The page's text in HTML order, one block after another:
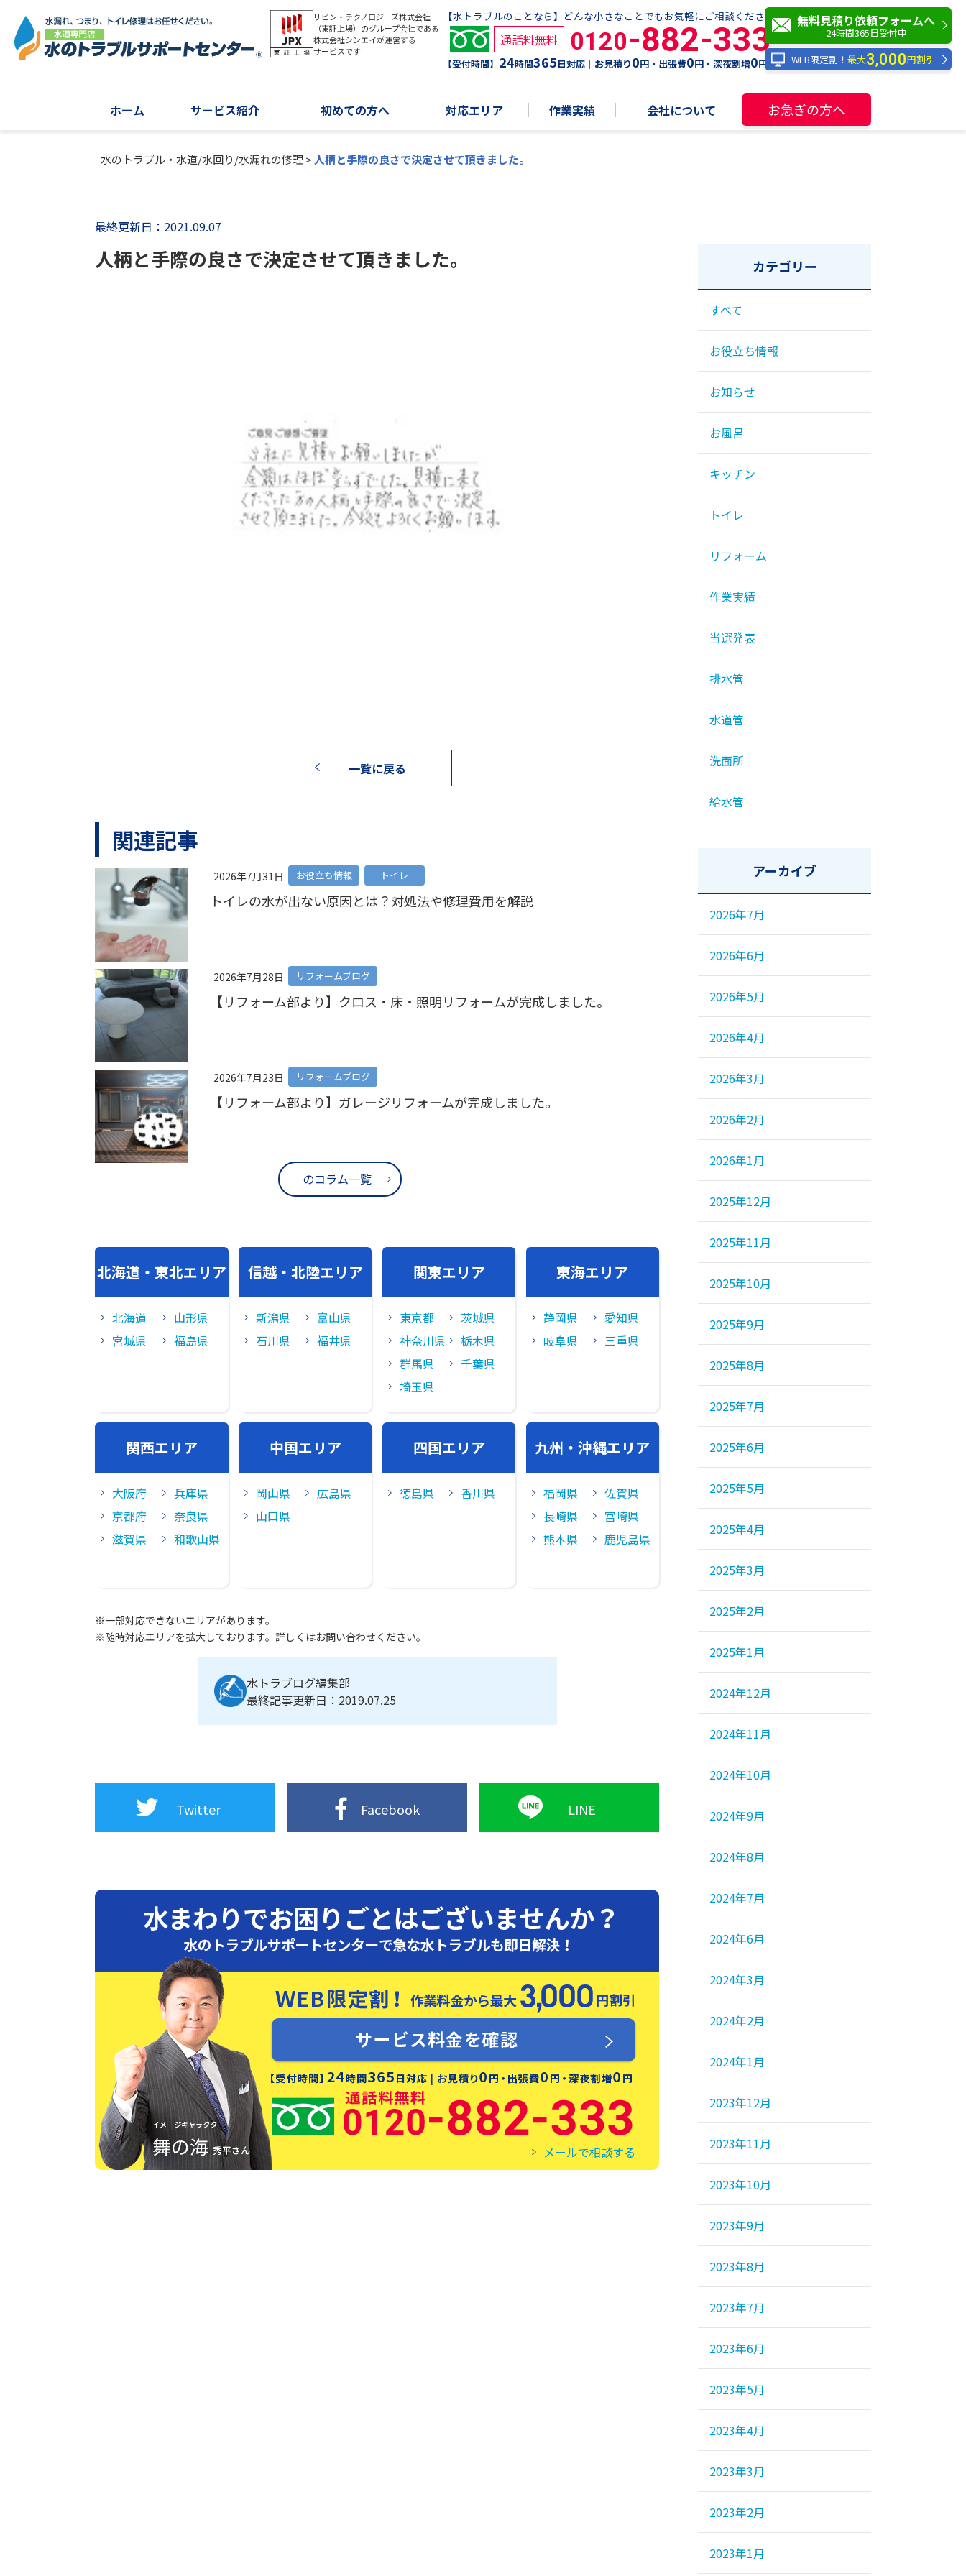
リビン・テクノロジーズ株式会社
（東証上場）のグループ会社である
株式会社シンエイが運営する
サービスです
【水トラブルのことなら】どんな小さなことでもお気軽にご相談ください！
通話料無料 0120-882-333
【受付時間】 24時間365日対応｜お見積り0円・出張費0円・深夜割増0円
無料見積り依頼フォームへ
24時間365日受付中
WEB限定割！ 最大3,000円割引
ホーム サービス紹介 初めての方へ 対応エリア 作業実績 会社について お急ぎの方へ
水のトラブル・水道/水回り/水漏れの修理> 人柄と手際の良さで決定させて頂きました。
最終更新日：2021.09.07
人柄と手際の良さで決定させて頂きました。
一覧に戻る
関連記事
2026年7月31日 お役立ち情報 トイレ
トイレの水が出ない原因とは？対処法や修理費用を解説
2026年7月28日 リフォームブログ
【リフォーム部より】クロス・床・照明リフォームが完成しました。
2026年7月23日 リフォームブログ
【リフォーム部より】ガレージリフォームが完成しました。
のコラム一覧
北海道・東北エリア
北海道
山形県
宮城県
福島県
信越・北陸エリア
新潟県
富山県
石川県
福井県
関東エリア
東京都
茨城県
神奈川県
栃木県
群馬県
千葉県
埼玉県
東海エリア
静岡県
愛知県
岐阜県
三重県
関⻄エリア
大阪府
兵庫県
京都府
奈良県
滋賀県
和歌山県
中国エリア
岡山県
広島県
山口県
四国エリア
徳島県 香川県
九州・沖縄エリア
福岡県
佐賀県
長崎県
宮崎県
熊本県
鹿児島県
※一部対応できないエリアがあります。
※随時対応エリアを拡大しております。詳しくはお問い合わせ ください。
水トラブログ編集部
最終記事更新日：2019.07.25
Twitter Facebook LINE
メールで相談する
カテゴリー
すべて
お役立ち情報
お知らせ
お風呂
キッチン
トイレ
リフォーム
作業実績
当選発表
排水管
水道管
洗面所
給水管
アーカイブ
2026年7月
2026年6月
2026年5月
2026年4月
2026年3月
2026年2月
2026年1月
2025年12月
2025年11月
2025年10月
2025年9月
2025年8月
2025年7月
2025年6月
2025年5月
2025年4月
2025年3月
2025年2月
2025年1月
2024年12月
2024年11月
2024年10月
2024年9月
2024年8月
2024年7月
2024年6月
2024年3月
2024年2月
2024年1月
2023年12月
2023年11月
2023年10月
2023年9月
2023年8月
2023年7月
2023年6月
2023年5月
2023年4月
2023年3月
2023年2月
2023年1月